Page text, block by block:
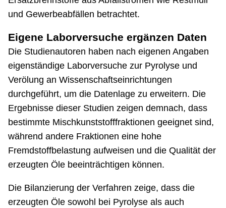
und Gewerbeabfällen betrachtet.
Eigene Laborversuche ergänzen Daten
Die Studienautoren haben nach eigenen Angaben
eigenständige Laborversuche zur Pyrolyse und
Verölung an Wissenschaftseinrichtungen
durchgeführt, um die Datenlage zu erweitern. Die
Ergebnisse dieser Studien zeigen demnach, dass
bestimmte Mischkunststofffraktionen geeignet sind,
während andere Fraktionen eine hohe
Fremdstoffbelastung aufweisen und die Qualität der
erzeugten Öle beeinträchtigen können.
Die Bilanzierung der Verfahren zeige, dass die
erzeugten Öle sowohl bei Pyrolyse als auch